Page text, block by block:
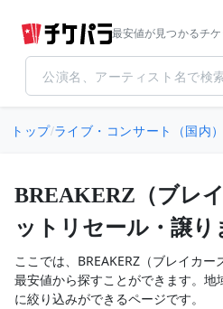
最安値が見つかるチ
トップ/ライブ・コンサート（国内）
BREAKERZ（ブレ
ットリセール・譲り
ここでは、BREAKERZ（ブレイカ
最安値から探すことができます。
に絞り込みができるページです。